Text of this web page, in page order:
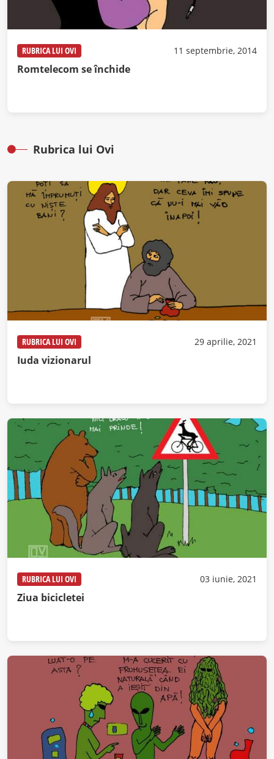
RUBRICA LUI OVI 11 septembrie, 2014
Romtelecom se închide
Rubrica lui Ovi
RUBRICA LUI OVI 29 aprilie, 2021
Iuda vizionarul
RUBRICA LUI OVI 03 iunie, 2021
Ziua bicicletei